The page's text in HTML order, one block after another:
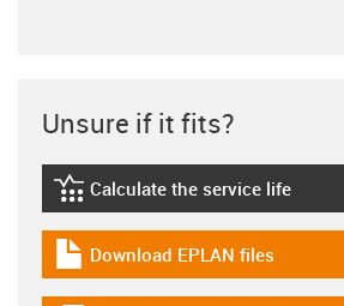
Unsure if it fits?
igus-icon-lebensdauerrechner
Calculate the service life
igus-icon-download-plan
Download EPLAN files